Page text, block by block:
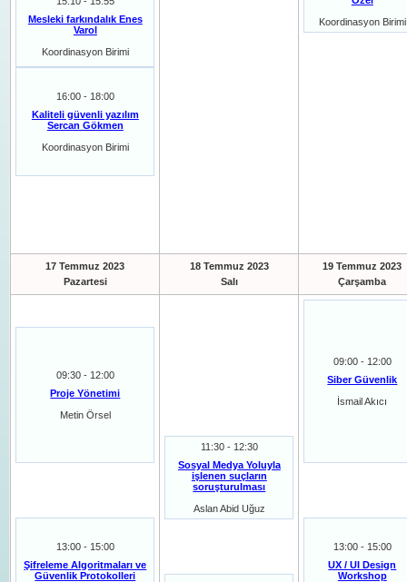
Mesleki farkındalık Enes
Varol
Koordinasyon Birimi
16:00 - 18:00
Kaliteli güvenli yazılım
Sercan Gökmen
Koordinasyon Birimi
Koordinasyon Birimi
17 Temmuz 2023
Pazartesi
18 Temmuz 2023
Salı
19 Temmuz 2023
Çarşamba
09:30 - 12:00
Proje Yönetimi
Metin Örsel
13:00 - 15:00
Şifreleme Algoritmaları ve
Güvenlik Protokolleri
11:30 - 12:30
Sosyal Medya Yoluyla
işlenen suçların
soruşturulması
Aslan Abid Uğuz
09:00 - 12:00
Siber Güvenlik
İsmail Akıcı
13:00 - 15:00
UX / UI Design
Workshop